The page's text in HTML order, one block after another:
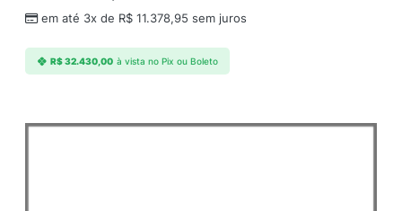
em até 3x de R$ 11.378,95 sem juros
R$32.430,00 à vista no Pix ou Boleto